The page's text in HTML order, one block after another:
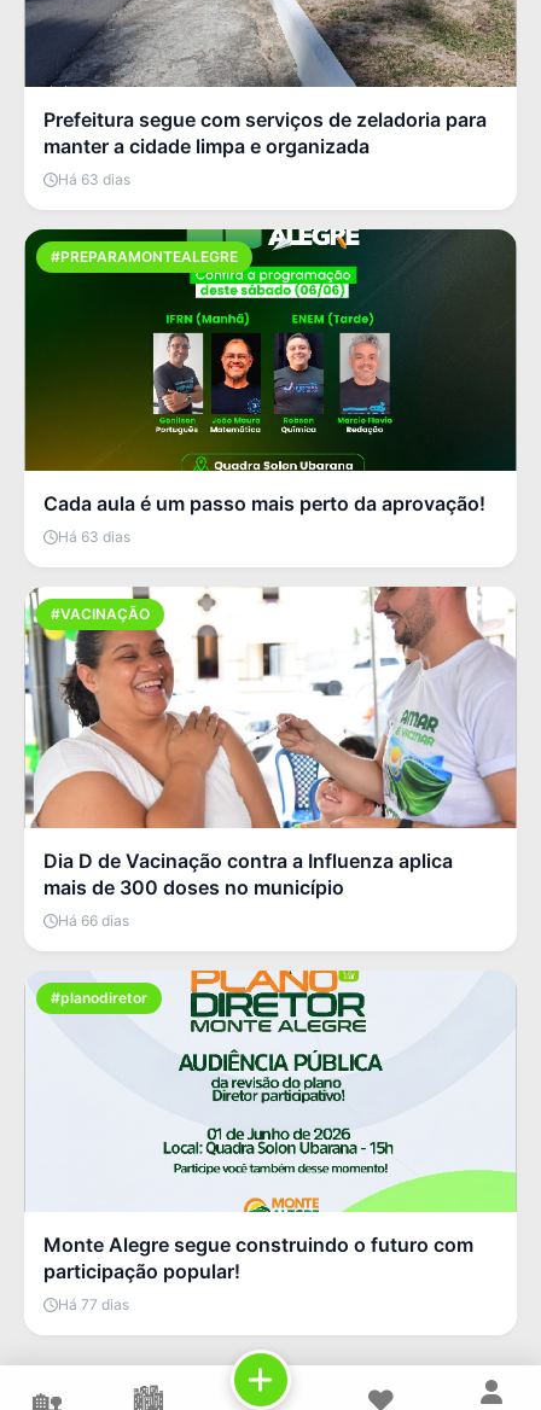
Prefeitura segue com serviços de zeladoria para
manter a cidade limpa e organizada
Há 63 dias
#PREPARAMONTEALEGRE
Cada aula é um passo mais perto da aprovação!
Há 63 dias
#VACINAÇÃO
Dia D de Vacinação contra a Influenza aplica
mais de 300 doses no município
Há 66 dias
#planodiretor
Monte Alegre segue construindo o futuro com
participação popular!
Há 77 dias
🏡 🏙️ ❤️